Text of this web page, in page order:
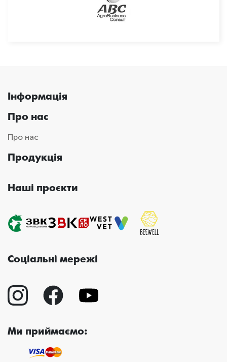
Інформація
Про нас
Про нас
Продукція
Наші проєкти
Соціальні мережі
Ми приймаємо: